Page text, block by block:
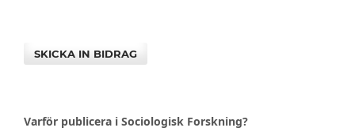
SKICKA IN BIDRAG
Varför publicera i Sociologisk Forskning?